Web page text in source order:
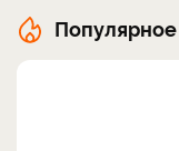
Популярное